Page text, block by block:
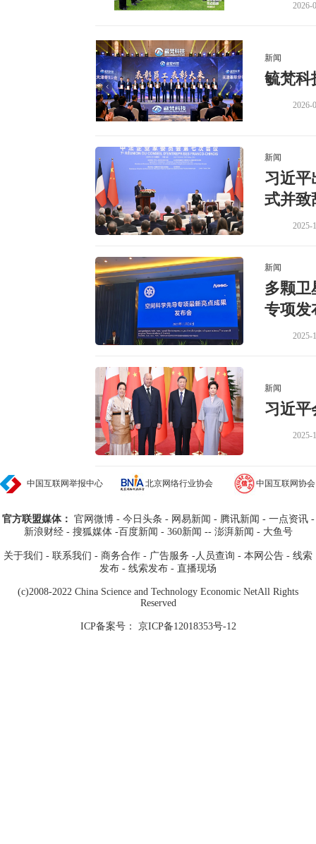
2026-
新闻
毓梵科
2026-
新闻
习近平
式并致
2025-
新闻
多颗卫
专项发
2025-
新闻
习近平
2025-
中国互联网举报中心 北京网络行业协会 中国互联网协会
官方联盟媒体： 官网微博- 今日头条 -网易新闻 - 腾讯新闻 - 一点资讯-
新浪财经 - 搜狐媒体 -百度新闻 - 360新闻 -- 澎湃新闻 -大鱼号
关于我们 - 联系我们 - 商务合作 - 广告服务 -人员查询 - 本网公告 - 线索
发布 - 线索发布 - 直播现场
(c)2008-2022 China Science and Technology Economic NetAll Rights
Reserved
ICP备案号： 京ICP备12018353号-12